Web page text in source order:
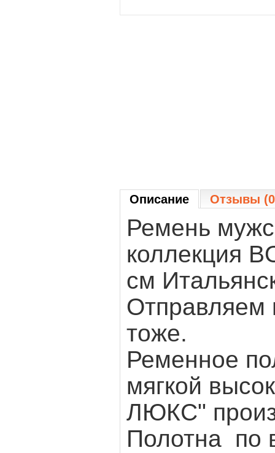
Описание Отзывы
Ремень
коллекция
см
тоже.
Ременное
мягкой
ЛЮКС"
Полотна по